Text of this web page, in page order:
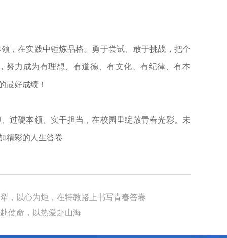
，在实践中锤炼品格。勇于尝试、敢于挑战，把个
努力成为有理想、有道德、有文化、有纪律、有本
最好成绩！
过硬本领、实干担当，在校园里绽放青春光彩。未
精彩的人生答卷
，以心为炬，在特教路上书写青春答卷
使命，以热爱赴山海